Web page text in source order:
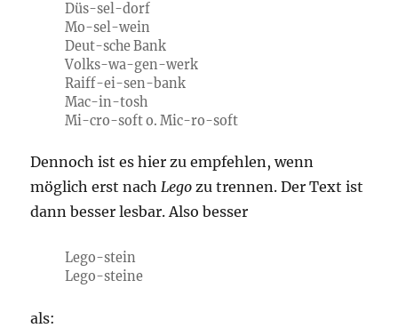
Düs-sel-dorf
Mo-sel-wein
Deut-sche Bank
Volks-wa-gen-werk
Raiff-ei-sen-bank
Mac-in-tosh
Mi-cro-soft o. Mic-ro-soft
Dennoch ist es hier zu empfehlen, wenn
möglich erst nachLego zu trennen. Der Text ist
dann besser lesbar. Also besser
Lego-stein
Lego-steine
als: